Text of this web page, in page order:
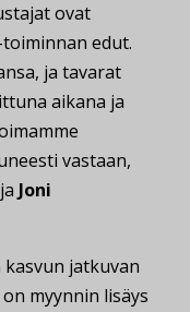
ovat
edut.
ja tavarat
aikana ja
vastaan,
Joni
jatkuvan
myynnin lisäys